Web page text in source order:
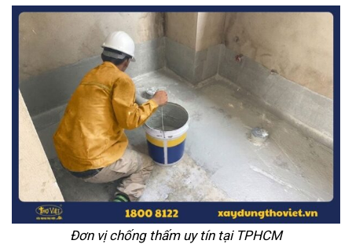
Đơn vị chống thấm uy tín tại TPHCM